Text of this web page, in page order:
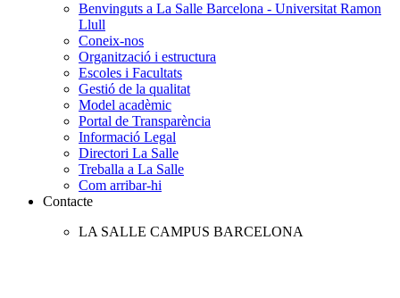
Benvinguts a La Salle Barcelona - Universitat Ramon
Llull
Coneix-nos
Organització i estructura
Escoles i Facultats
Gestió de la qualitat
Model acadèmic
Portal de Transparència
Informació Legal
Directori La Salle
Treballa a La Salle
Com arribar-hi
Contacte
LA SALLE CAMPUS BARCELONA